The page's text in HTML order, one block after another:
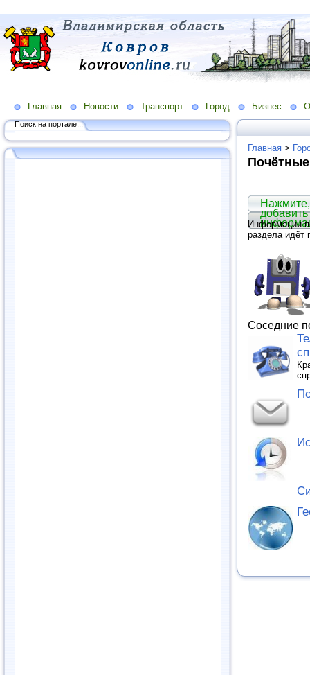
Главная Новости Транспорт Город Бизнес
Поиск на портале...
Главная >
Информации
раздела идёт
Соседние